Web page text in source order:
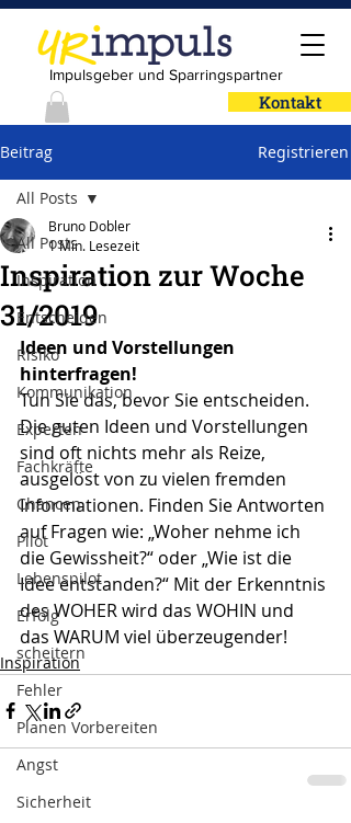
Impulsgeber und Sparringspartner
Kontakt
Beitrag Registrieren
All Posts
Inspiration
Entscheiden
Risiko
Kommunikation
Experten
Fachkräfte
Chancen
Pilot
Lebenspilot
Erfolg
scheitern
Fehler
Planen Vorbereiten
Angst
Sicherheit
All Posts
Inspiration zur Woche
31/2019
Bruno Dobler
1 Min. Lesezeit
Ideen und Vorstellungen
hinterfragen!
Tun Sie das, bevor Sie entscheiden.
Die guten Ideen und Vorstellungen
sind oft nichts mehr als Reize,
ausgelöst von zu vielen fremden
Informationen. Finden Sie Antworten
auf Fragen wie: „Woher nehme ich
die Gewissheit?“ oder „Wie ist die
Idee entstanden?“ Mit der Erkenntnis
des WOHER wird das WOHIN und
das WARUM viel überzeugender!
Inspiration